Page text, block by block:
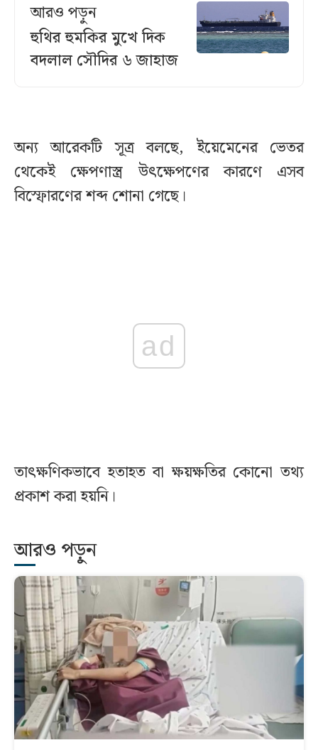
আরও পড়ুন
হুথির হুমকির মুখে দিক
বদলাল সৌদির ৬ জাহাজ
অন্য আরেকটি সূত্র বলছে, ইয়েমেনের ভেতর
থেকেই ক্ষেপণাস্ত্র উৎক্ষেপণের কারণে এসব
বিস্ফোরণের শব্দ শোনা গেছে।
ad
তাৎক্ষণিকভাবে হতাহত বা ক্ষয়ক্ষতির কোনো তথ্য
প্রকাশ করা হয়নি।
আরও পড়ুন